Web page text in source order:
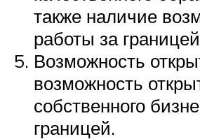
также наличие
работы за
Возможность
возможность
собственного
границей.